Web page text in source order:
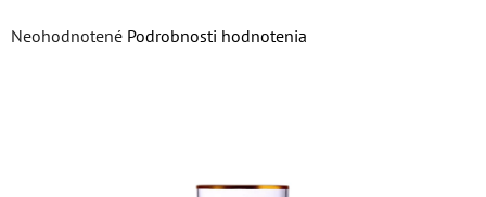
Priemerné
Neohodnotené Podrobnosti hodnotenia